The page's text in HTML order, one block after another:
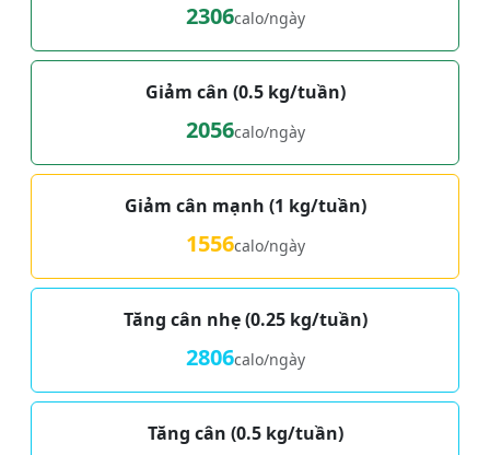
2306calo/ngày
Giảm cân (0.5 kg/tuần)
2056calo/ngày
Giảm cân mạnh (1 kg/tuần)
1556calo/ngày
Tăng cân nhẹ (0.25 kg/tuần)
2806calo/ngày
Tăng cân (0.5 kg/tuần)